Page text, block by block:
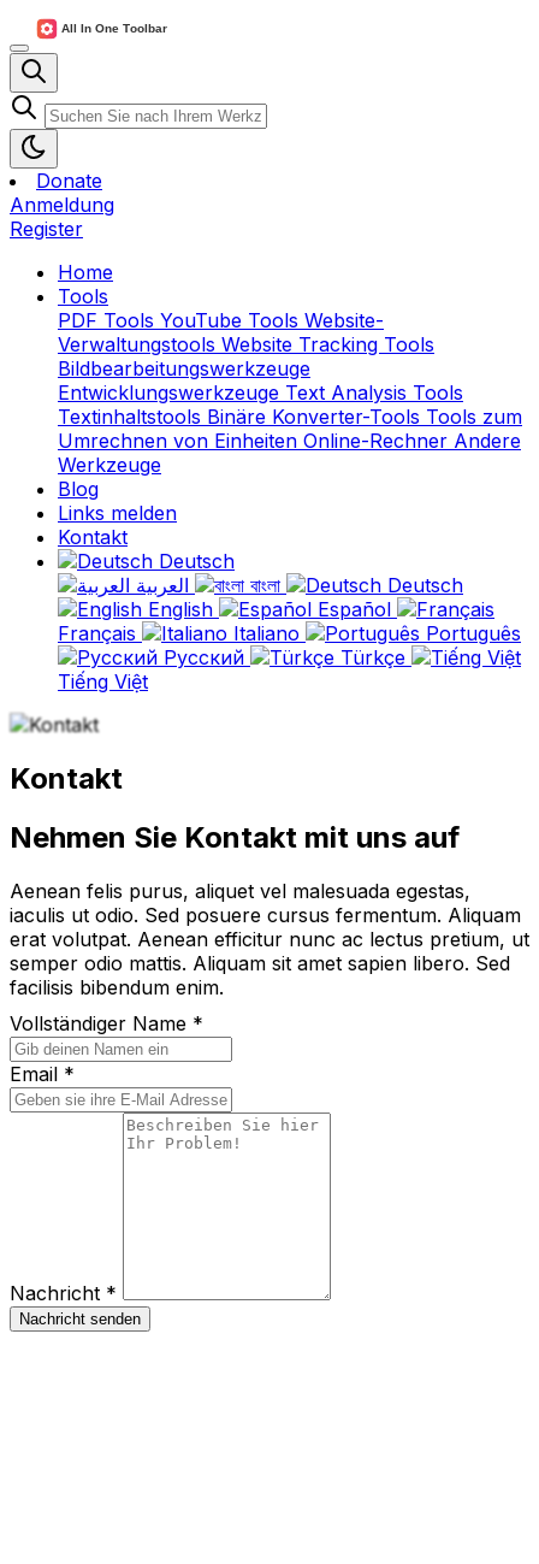
Donate
Anmeldung
Register
Home
Tools
PDF Tools YouTube Tools Website-
Verwaltungstools Website Tracking Tools
Bildbearbeitungswerkzeuge
Entwicklungswerkzeuge Text Analysis Tools
Textinhaltstools Binäre Konverter-Tools Tools zum
Umrechnen von Einheiten Online-Rechner Andere
Werkzeuge
Blog
Links melden
Kontakt
Deutsch
বাংলা
Deutsch
English
Español
Français
Italiano
Português
Русский
Türkçe
Tiếng Việt
Kontakt
Nehmen Sie Kontakt mit uns auf
Aenean felis purus, aliquet vel malesuada egestas,
iaculis ut odio. Sed posuere cursus fermentum. Aliquam
erat volutpat. Aenean efficitur nunc ac lectus pretium, ut
semper odio mattis. Aliquam sit amet sapien libero. Sed
facilisis bibendum enim.
Vollständiger Name *
Email *
Nachricht *
Nachricht senden